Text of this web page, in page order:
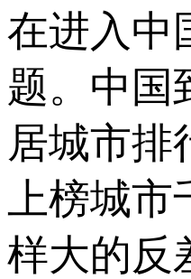
在进入中
题。中国
居城市排
上榜城
样大的反